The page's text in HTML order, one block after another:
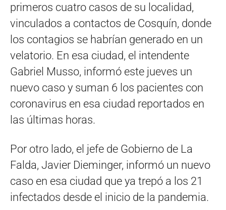
primeros cuatro casos de su localidad,
vinculados a contactos de Cosquín, donde
los contagios se habrían generado en un
velatorio. En esa ciudad, el intendente
Gabriel Musso, informó este jueves un
nuevo caso y suman 6 los pacientes con
coronavirus en esa ciudad reportados en
las últimas horas.
Por otro lado, el jefe de Gobierno de La
Falda, Javier Dieminger, informó un nuevo
caso en esa ciudad que ya trepó a los 21
infectados desde el inicio de la pandemia.